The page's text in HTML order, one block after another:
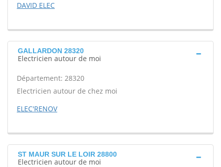
DAVID ELEC
GALLARDON 28320
Electricien autour de moi
Département: 28320
Electricien autour de chez moi
ELEC'RENOV
ST MAUR SUR LE LOIR 28800
Electricien autour de moi